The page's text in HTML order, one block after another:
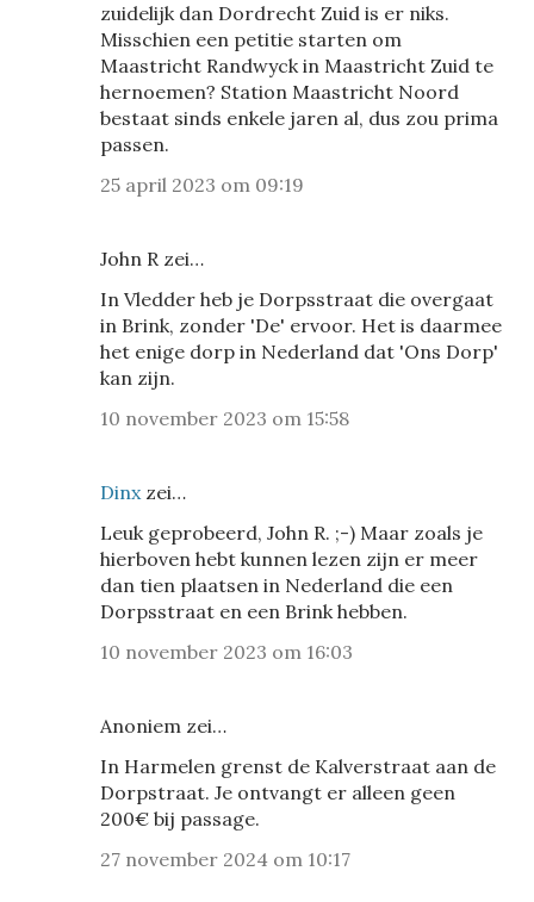
zuidelijk dan Dordrecht Zuid is er niks.
Misschien een petitie starten om
Maastricht Randwyck in Maastricht Zuid te
hernoemen? Station Maastricht Noord
bestaat sinds enkele jaren al, dus zou prima
passen.
25 april 2023 om 09:19
John R zei…
In Vledder heb je Dorpsstraat die overgaat
in Brink, zonder 'De' ervoor. Het is daarmee
het enige dorp in Nederland dat 'Ons Dorp'
kan zijn.
10 november 2023 om 15:58
Dinxzei…
Leuk geprobeerd, John R. ;-) Maar zoals je
hierboven hebt kunnen lezen zijn er meer
dan tien plaatsen in Nederland die een
Dorpsstraat en een Brink hebben.
10 november 2023 om 16:03
Anoniem zei…
In Harmelen grenst de Kalverstraat aan de
Dorpstraat. Je ontvangt er alleen geen
200€ bij passage.
27 november 2024 om 10:17